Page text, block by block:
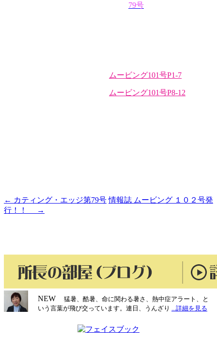
79号
ムービング101号P1-7
ムービング101号P8-12
投
稿
シ
ョ
← カティング・エッジ第79号 情報誌 ムービング １０２号発
行！！
→
NEW
猛暑、酷暑、命に関わる暑さ、熱中症アラート、と
いう言葉が飛び交っています。連日、うんざり
...詳細を見る